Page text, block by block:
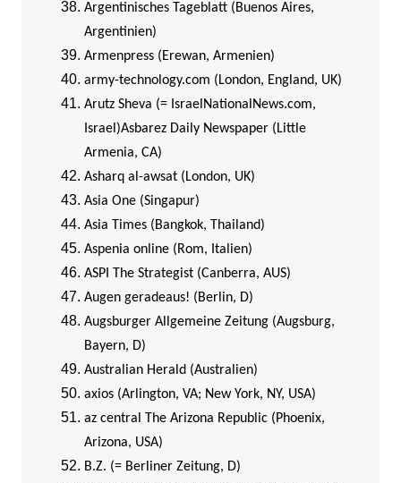
Argentinisches Tageblatt (Buenos Aires,
Argentinien)
Armenpress (Erewan, Armenien)
army-technology.com (London, England, UK)
Arutz Sheva (= IsraelNationalNews.com,
Israel)Asbarez Daily Newspaper (Little
Armenia, CA)
Asharq al-awsat (London, UK)
Asia One (Singapur)
Asia Times (Bangkok, Thailand)
Aspenia online (Rom, Italien)
ASPI The Strategist (Canberra, AUS)
Augen geradeaus! (Berlin, D)
Augsburger Allgemeine Zeitung (Augsburg,
Bayern, D)
Australian Herald (Australien)
axios (Arlington, VA; New York, NY, USA)
az central The Arizona Republic (Phoenix,
Arizona, USA)
B.Z. (= Berliner Zeitung, D)